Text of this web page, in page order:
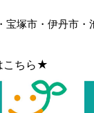
宝塚市・伊丹市・
こちら★